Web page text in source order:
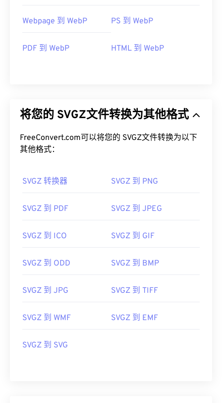
Webpage 到 WebP PS 到 WebP
PDF 到 WebP HTML 到 WebP
将您的 SVGZ文件转换为其他格式
FreeConvert.com可以将您的 SVGZ文件转换为以下
其他格式：
SVGZ 转换器 SVGZ 到 PNG
SVGZ 到 PDF SVGZ 到 JPEG
SVGZ 到 ICO SVGZ 到 GIF
SVGZ 到 ODD SVGZ 到 BMP
SVGZ 到 JPG SVGZ 到 TIFF
SVGZ 到 WMF SVGZ 到 EMF
SVGZ 到 SVG